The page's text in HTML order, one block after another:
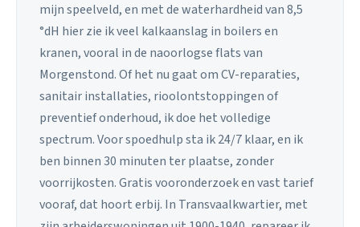
mijn speelveld, en met de waterhardheid van 8,5
°dH hier zie ik veel kalkaanslag in boilers en
kranen, vooral in de naoorlogse flats van
Morgenstond. Of het nu gaat om CV-reparaties,
sanitair installaties, rioolontstoppingen of
preventief onderhoud, ik doe het volledige
spectrum. Voor spoedhulp sta ik 24/7 klaar, en ik
ben binnen 30 minuten ter plaatse, zonder
voorrijkosten. Gratis vooronderzoek en vast tarief
vooraf, dat hoort erbij. In Transvaalkwartier, met